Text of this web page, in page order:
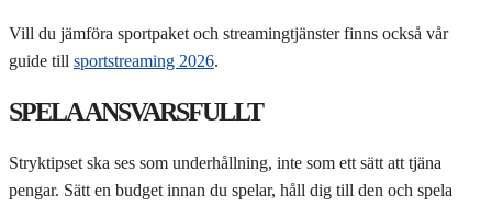
Vill du jämföra sportpaket och streamingtjänster finns också vår
guide till sportstreaming 2026.
SPELA ANSVARSFULLT
Stryktipset ska ses som underhållning, inte som ett sätt att tjäna
pengar. Sätt en budget innan du spelar, håll dig till den och spela